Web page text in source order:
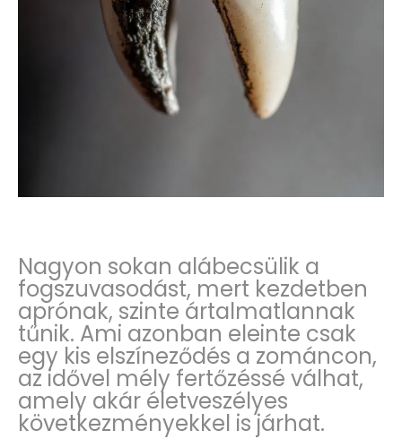
Nagyon sokan alábecsülik a
fogszuvasodást, mert kezdetben
aprónak, szinte ártalmatlannak
tűnik. Ami azonban eleinte csak
egy kis elszíneződés a zománcon,
az idővel mély fertőzéssé válhat,
amely akár életveszélyes
következményekkel is járhat.